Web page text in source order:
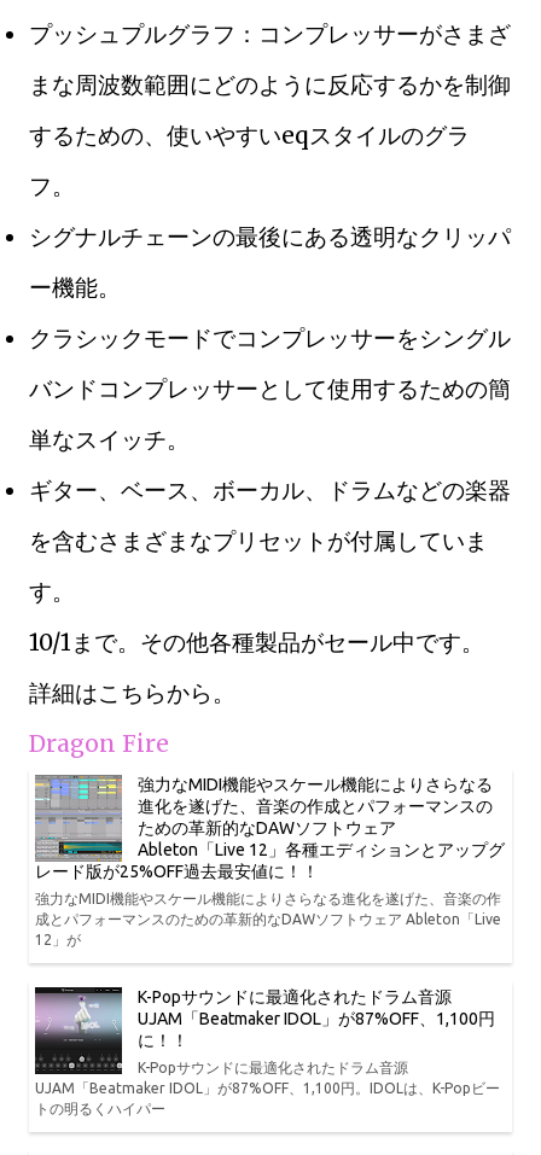
プッシュプルグラフ：コンプレッサーがさまざ
まな周波数範囲にどのように反応するかを制御
するための、使いやすいeqスタイルのグラ
フ。
シグナルチェーンの最後にある透明なクリッパ
ー機能。
クラシックモードでコンプレッサーをシングル
バンドコンプレッサーとして使用するための簡
単なスイッチ。
ギター、ベース、ボーカル、ドラムなどの楽器
を含むさまざまなプリセットが付属していま
す。
10/1まで。その他各種製品がセール中です。
詳細はこちらから。
Dragon Fire
強力なMIDI機能やスケール機能によりさらなる
進化を遂げた、音楽の作成とパフォーマンスの
ための革新的なDAWソフトウェア
Ableton「Live 12」各種エディションとアップグ
レード版が25%OFF過去最安値に！！
強力なMIDI機能やスケール機能によりさらなる進化を遂げた、音楽の作
成とパフォーマンスのための革新的なDAWソフトウェア Ableton「Live
12」が
K-Popサウンドに最適化されたドラム音源
UJAM「Beatmaker IDOL」が87%OFF、1,100円
に！！
K-Popサウンドに最適化されたドラム音源
UJAM「Beatmaker IDOL」が87%OFF、1,100円。IDOLは、K-Popビー
トの明るくハイパー